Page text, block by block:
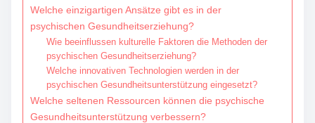
Welche einzigartigen Ansätze gibt es in der
psychischen Gesundheitserziehung?
Wie beeinflussen kulturelle Faktoren die Methoden der
psychischen Gesundheitserziehung?
Welche innovativen Technologien werden in der
psychischen Gesundheitsunterstützung eingesetzt?
Welche seltenen Ressourcen können die psychische
Gesundheitsunterstützung verbessern?